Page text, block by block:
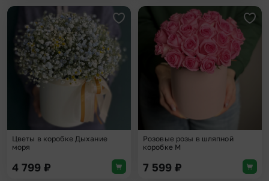
Добавить в избранное
Цветы в коробке Дыхание
моря
4 799 ₽
Розовые розы в шляпной
коробке M
7 599 ₽